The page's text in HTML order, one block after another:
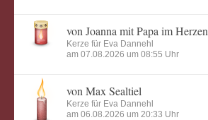
von Joanna mit Papa im Herzen
Kerze für Eva Dannehl
am 07.08.2026 um 08:55 Uhr
von Max Sealtiel
Kerze für Eva Dannehl
am 06.08.2026 um 20:33 Uhr